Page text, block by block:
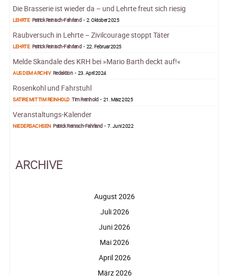
Die Brasserie ist wieder da – und Lehrte freut sich riesig
LEHRTE Patrick Reinisch-Fahrland - 2. Oktober 2025
Raubversuch in Lehrte – Zivilcourage stoppt Täter
LEHRTE Patrick Reinisch-Fahrland - 22. Februar 2025
Melde Skandale des KRH bei »Mario Barth deckt auf!«
AUS DEM ARCHIV Redaktion - 23. April 2024
Rosenkohl und Fahrstuhl
SATIRE MIT TIM REINHOLD Tim Reinhold - 21. März 2025
Veranstaltungs-Kalender
NIEDERSACHSEN Patrick Reinisch-Fahrland - 7. Juni 2022
ARCHIVE
August 2026
Juli 2026
Juni 2026
Mai 2026
April 2026
März 2026